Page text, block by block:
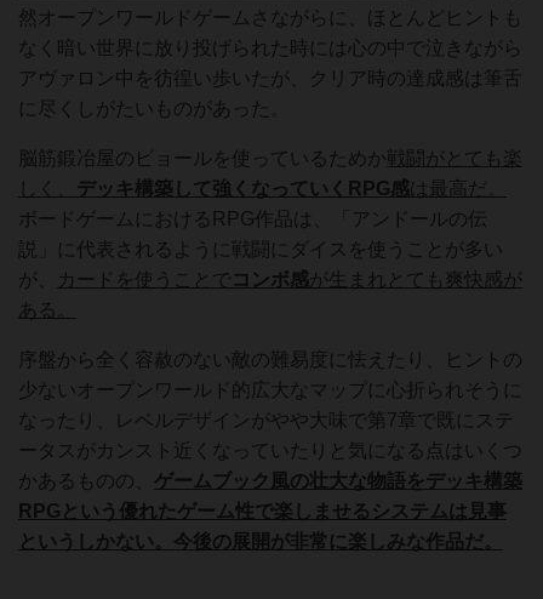
然オープンワールドゲームさながらに、ほとんどヒントも
なく暗い世界に放り投げられた時には心の中で泣きながら
アヴァロン中を彷徨い歩いたが、クリア時の達成感は筆舌
に尽くしがたいものがあった。
脳筋鍛冶屋のビョールを使っているためか戦闘がとても楽
しく、 デッキ構築して強くなっていくRPG感は最高だ。
ボードゲームにおけるRPG作品は、「アンドールの伝
説」に代表されるように戦闘にダイスを使うことが多い
が、
カードを使うことで コンボ感が生まれとても爽快感が
ある。
序盤から全く容赦のない敵の難易度に怯えたり、ヒントの
少ないオープンワールド的広大なマップに心折られそうに
なったり、レベルデザインがやや大味で第7章で既にステ
ータスがカンスト近くなっていたりと気になる点はいくつ
かあるものの、 ゲームブック風の壮大な物語をデッキ構築
RPGという優れたゲーム性で楽しませるシステムは見事
というしかない。今後の展開が非常に楽しみな作品だ。